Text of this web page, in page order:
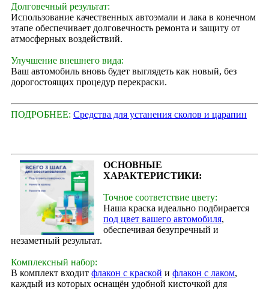
Долговечный результат:
Использование качественных автоэмали и лака в конечном
этапе обеспечивает долговечность ремонта и защиту от
атмосферных воздействий.
Улучшение внешнего вида:
Ваш автомобиль вновь будет выглядеть как новый, без
дорогостоящих процедур перекраски.
ПОДРОБНЕЕ: Средства для устанения сколов и царапин
ОСНОВНЫЕ
ХАРАКТЕРИСТИКИ:
Точное соответствие цвету:
Наша краска идеально подбирается
под цвет вашего автомобиля,
обеспечивая безупречный и
незаметный результат.
Комплексный набор:
В комплект входит флакон с краской и флакон с лаком,
каждый из которых оснащён удобной кисточкой для